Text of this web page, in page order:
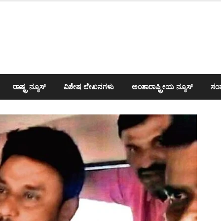
ರಾಷ್ಟ್ರ ನ್ಯೂಸ್ ವಿಶೇಷ ಲೇಖನಗಳು ಅಂತಾರಾಷ್ಟ್ರೀಯ ನ್ಯೂಸ್